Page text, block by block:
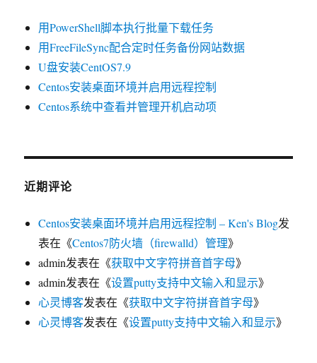
用PowerShell脚本执行批量下载任务
用FreeFileSync配合定时任务备份网站数据
U盘安装CentOS7.9
Centos安装桌面环境并启用远程控制
Centos系统中查看并管理开机启动项
近期评论
Centos安装桌面环境并启用远程控制 – Ken's Blog发
表在《Centos7防火墙（firewalld）管理》
admin发表在《获取中文字符拼音首字母》
admin发表在《设置putty支持中文输入和显示》
心灵博客发表在《获取中文字符拼音首字母》
心灵博客发表在《设置putty支持中文输入和显示》